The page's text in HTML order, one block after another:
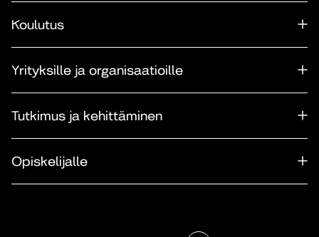
Koulutus
Yrityksille ja organisaatioille
Tutkimus ja kehittäminen
Opiskelijalle